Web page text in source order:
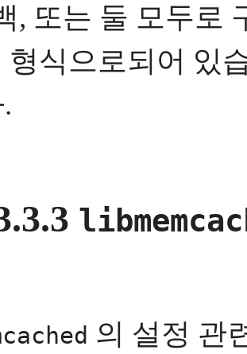
, 또는 둘 모두로
형식으로되어 있
의 설정 관